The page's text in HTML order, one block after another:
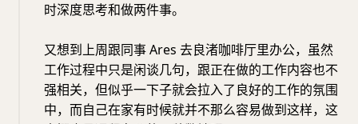
时深度思考和做两件事。
又想到上周跟同事 Ares 去良渚咖啡厅里办公，虽然
工作过程中只是闲谈几句，跟正在做的工作内容也不
强相关，但似乎一下子就会拉入了良好的工作的氛围
中，而自己在家有时候就并不那么容易做到这样，这